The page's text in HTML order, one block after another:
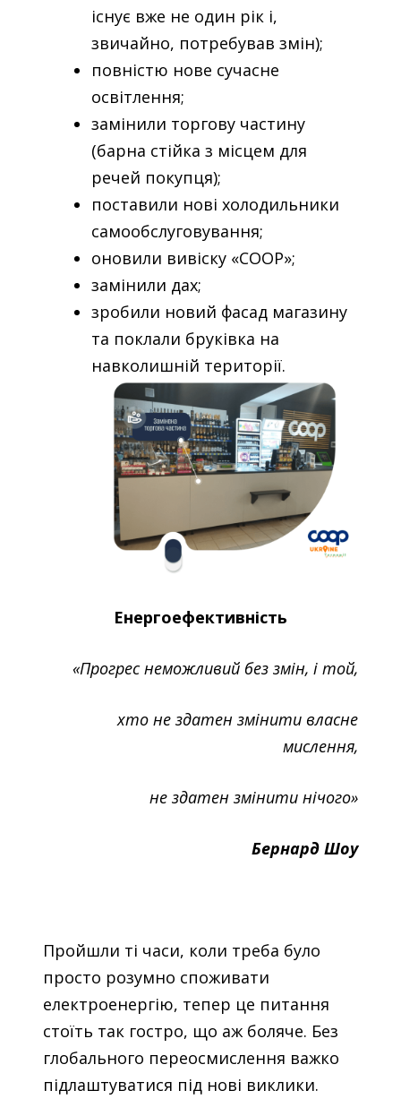
існує вже не один рік і,
звичайно, потребував змін);
повністю нове сучасне
освітлення;
замінили торгову частину
(барна стійка з місцем для
речей покупця);
поставили нові холодильники
самообслуговування;
оновили вивіску «COOP»;
замінили дах;
зробили новий фасад магазину
та поклали бруківка на
навколишній території.
Енергоефективність
«Прогрес неможливий без змін, і той,
хто не здатен змінити власне
мислення,
не здатен змінити нічого»
Бернард Шоу
Пройшли ті часи, коли треба було
просто розумно споживати
електроенергію, тепер це питання
стоїть так гостро, що аж боляче. Без
глобального переосмислення важко
підлаштуватися під нові виклики.